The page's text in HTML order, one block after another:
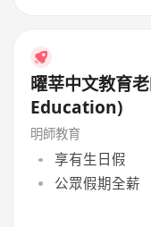
曜莘中文教育
Education)
明師教育
享有生日假
公眾假期全薪